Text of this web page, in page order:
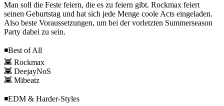
Man soll die Feste feiern, die es zu feiern gibt. Rockmax feiert
seinen Geburtstag und hat sich jede Menge coole Acts eingeladen.
Also beste Voraussetzungen, um bei der vorletzten Summerseason
Party dabei zu sein.
◾️Best of All
👾 Rockmax
👾 DeejayNoS
👾 Mibeatz
◾️EDM & Harder-Styles